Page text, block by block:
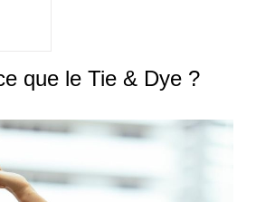
que le Tie & Dye ?